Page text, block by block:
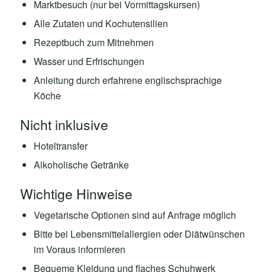
Marktbesuch (nur bei Vormittagskursen)
Alle Zutaten und Kochutensilien
Rezeptbuch zum Mitnehmen
Wasser und Erfrischungen
Anleitung durch erfahrene englischsprachige
Köche
Nicht inklusive
Hoteltransfer
Alkoholische Getränke
Wichtige Hinweise
Vegetarische Optionen sind auf Anfrage möglich
Bitte bei Lebensmittelallergien oder Diätwünschen
im Voraus informieren
Bequeme Kleidung und flaches Schuhwerk